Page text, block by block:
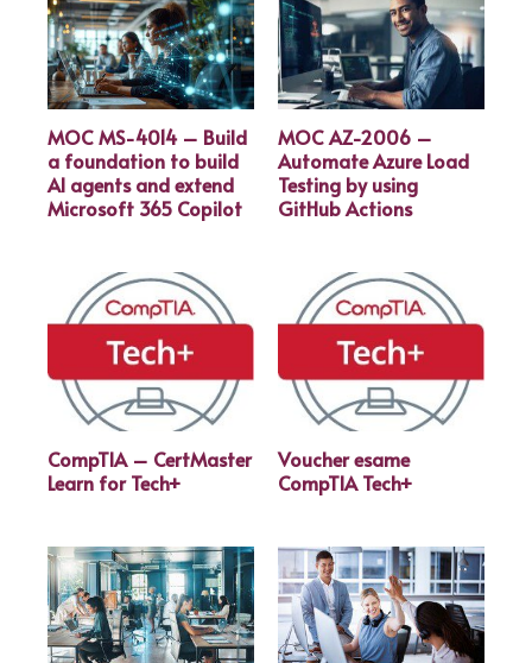
MOC MS-4014 – Build
a foundation to build
AI agents and extend
Microsoft 365 Copilot
MOC AZ-2006 –
Automate Azure Load
Testing by using
GitHub Actions
CompTIA – CertMaster
Learn for Tech+
Voucher esame
CompTIA Tech+